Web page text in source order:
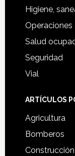
Higiene,
Operaciones
Salud
Seguridad
Vial
ARTÍCULOS
Agricultura
Bomberos
Construcción